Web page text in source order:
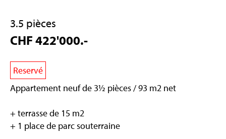
3.5 pièces
CHF 422'000.-
Reservé
Appartement neuf de 3½ pièces / 93 m2 net
+ terrasse de 15 m2
+ 1 place de parc souterraine